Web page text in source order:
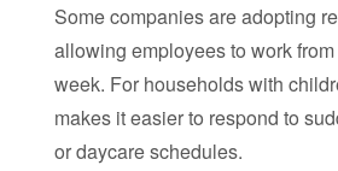
Some companies are adopting
allowing employees to work
week. For households with
makes it easier to respond to
or daycare schedules.